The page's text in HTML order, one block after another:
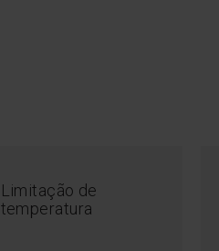
Limitação de
temperatura